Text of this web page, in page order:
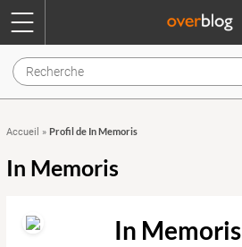
Accueil » Profil de In Memoris
In Memoris
In Memoris